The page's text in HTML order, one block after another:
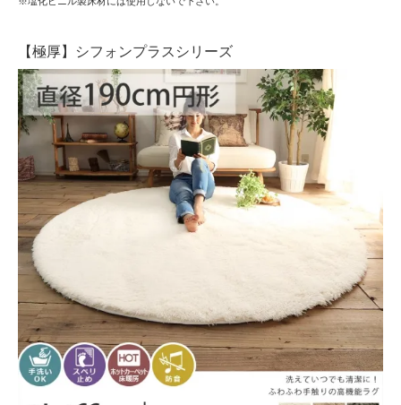
【極厚】シフォンプラスシリーズ